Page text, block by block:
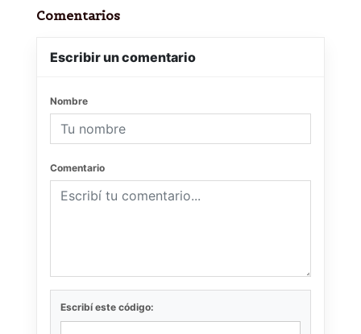
Comentarios
Escribir un comentario
Nombre
Comentario
Escribí este código: